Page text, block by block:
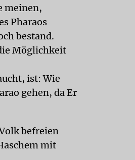
meinen,
Pharaos
bestand.
Möglichkeit
ist: Wie
gehen, da Er
befreien
mit